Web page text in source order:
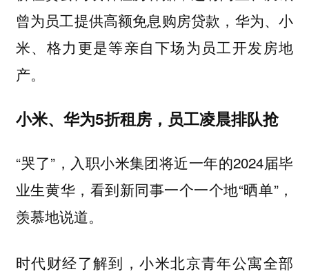
曾为员工提供高额免息购房贷款，华为、小
米、格力更是等亲自下场为员工开发房地
产。
小米、华为5折租房，员工凌晨排队抢
“哭了”，入职小米集团将近一年的2024届毕
业生黄华，看到新同事一个一个地“晒单”，
羡慕地说道。
时代财经了解到，小米北京青年公寓全部